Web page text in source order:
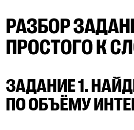
РАЗБОР
ПРОСТОГО К
ЗАДАНИЕ 1.
ПО ОБЪЁМУ